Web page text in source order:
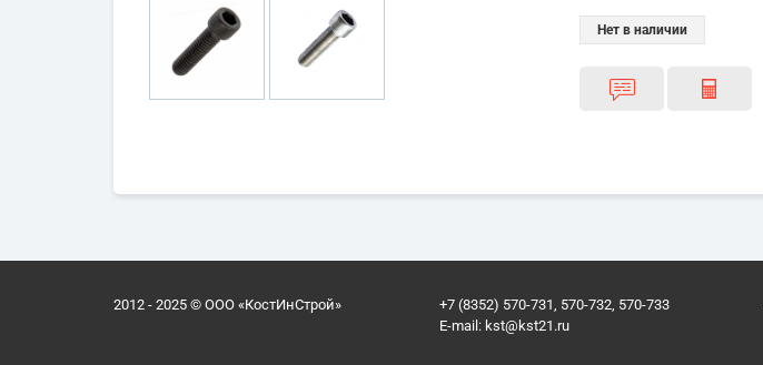
Нет в наличии
2012 - 2025 © ООО «КостИнСтрой»
+7 (8352) 570-731, 570-732, 570-733
E-mail: kst@kst21.ru